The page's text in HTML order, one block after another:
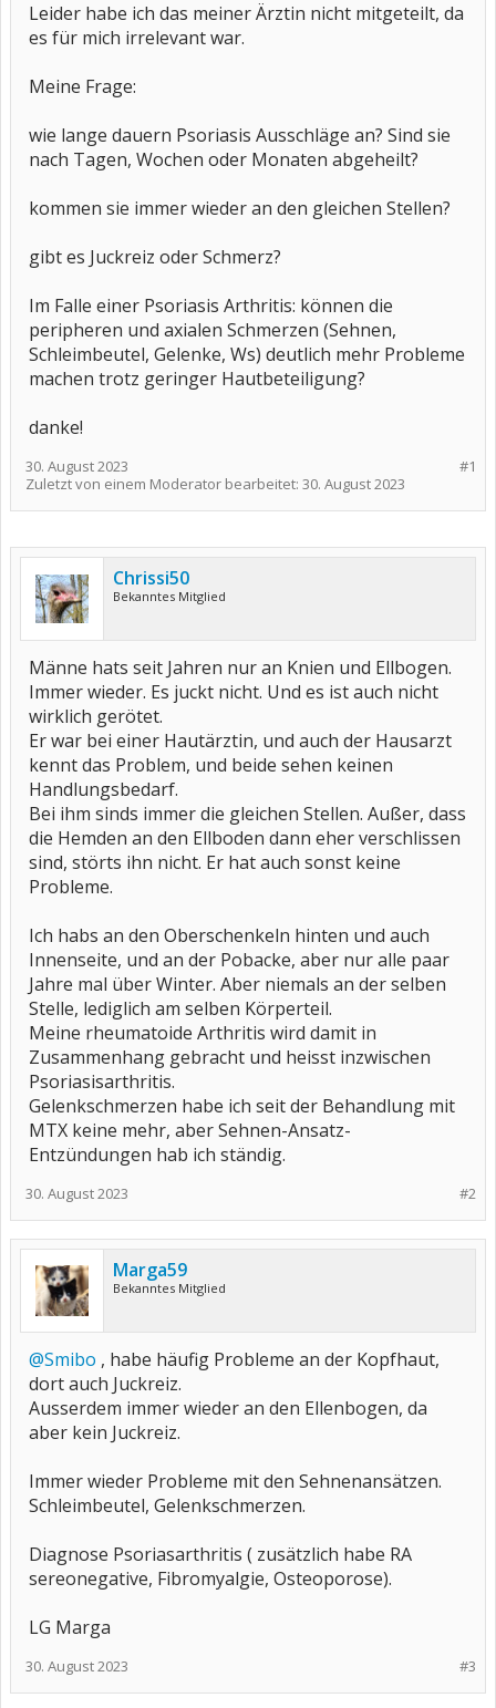
Leider habe ich das meiner Ärztin nicht mitgeteilt, da
es für mich irrelevant war.
Meine Frage:
wie lange dauern Psoriasis Ausschläge an? Sind sie
nach Tagen, Wochen oder Monaten abgeheilt?
kommen sie immer wieder an den gleichen Stellen?
gibt es Juckreiz oder Schmerz?
Im Falle einer Psoriasis Arthritis: können die
peripheren und axialen Schmerzen (Sehnen,
Schleimbeutel, Gelenke, Ws) deutlich mehr Probleme
machen trotz geringer Hautbeteiligung?
danke!
#1
30. August 2023
Zuletzt von einem Moderator bearbeitet: 30. August 2023
Chrissi50
Bekanntes Mitglied
Männe hats seit Jahren nur an Knien und Ellbogen.
Immer wieder. Es juckt nicht. Und es ist auch nicht
wirklich gerötet.
Er war bei einer Hautärztin, und auch der Hausarzt
kennt das Problem, und beide sehen keinen
Handlungsbedarf.
Bei ihm sinds immer die gleichen Stellen. Außer, dass
die Hemden an den Ellboden dann eher verschlissen
sind, störts ihn nicht. Er hat auch sonst keine
Probleme.
Ich habs an den Oberschenkeln hinten und auch
Innenseite, und an der Pobacke, aber nur alle paar
Jahre mal über Winter. Aber niemals an der selben
Stelle, lediglich am selben Körperteil.
Meine rheumatoide Arthritis wird damit in
Zusammenhang gebracht und heisst inzwischen
Psoriasisarthritis.
Gelenkschmerzen habe ich seit der Behandlung mit
MTX keine mehr, aber Sehnen-Ansatz-
Entzündungen hab ich ständig.
#2
30. August 2023
Marga59
Bekanntes Mitglied
@Smibo , habe häufig Probleme an der Kopfhaut,
dort auch Juckreiz.
Ausserdem immer wieder an den Ellenbogen, da
aber kein Juckreiz.
Immer wieder Probleme mit den Sehnenansätzen.
Schleimbeutel, Gelenkschmerzen.
Diagnose Psoriasarthritis ( zusätzlich habe RA
sereonegative, Fibromyalgie, Osteoporose).
LG Marga
#3
30. August 2023